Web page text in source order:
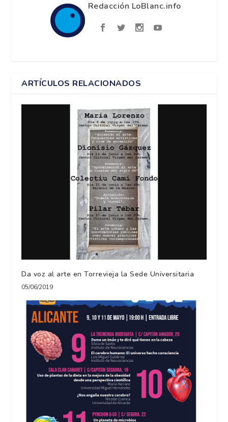
Redacción LoBlanc.info
ARTÍCULOS RELACIONADOS
Da voz al arte en Torrevieja la Sede Universitaria
05/06/2019